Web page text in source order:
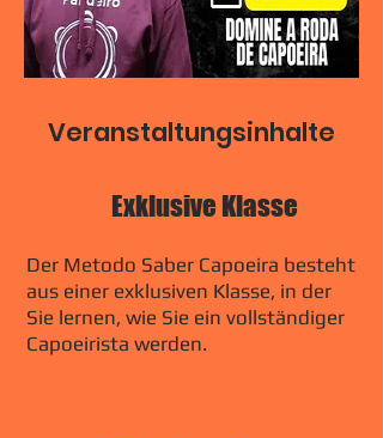
Veranstaltungsinhalte
Exklusive Klasse
Der Metodo Saber Capoeira besteht
aus einer exklusiven Klasse, in der
Sie lernen, wie Sie ein vollständiger
Capoeirista werden.